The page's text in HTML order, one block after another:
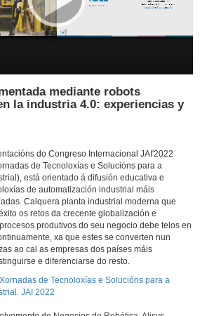
mediante robots
la industria 4.0: experiencias y
do Congreso Internacional JAI'2022
de Tecnoloxías e Solucións para a
está orientado á difusión educativa e
de automatización industrial máis
Calquera planta industrial moderna que
os retos da crecente globalización e
produtivos do seu negocio debe telos en
xa que estes se converten nun
ao cal as empresas dos países máis
e diferenciarse do resto.
de Tecnoloxías e Solucións para a
JAI 2022
14 de nov. de 2022
JAI'2022 Roberto Pérez Marijuan entrevista a Juan José Areal (Stellantis)
14 de nov. de 2022